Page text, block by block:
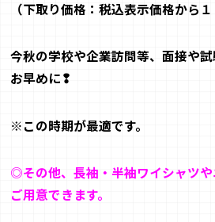
（下取り価格：税込表示価格から１
今秋の学校や企業訪問等、面接や
お早めに❢
※この時期が最適です。
◎その他、長袖・半袖ワイシャツ
ご用意できます。